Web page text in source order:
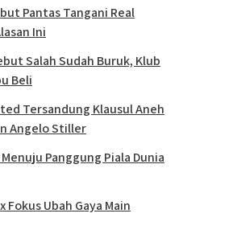
Pantas Tangani Real
Ini
Salah Sudah Buruk, Klub
Beli
Tersandung Klausul Aneh
Angelo Stiller
Panggung Piala Dunia
Fokus Ubah Gaya Main